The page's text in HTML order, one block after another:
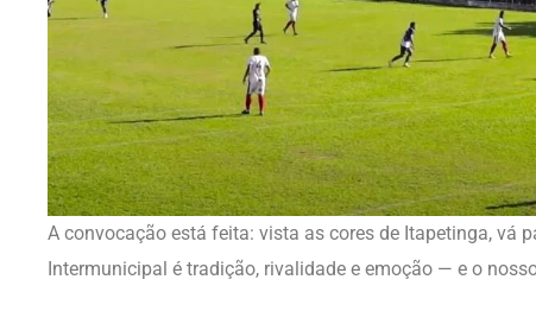
A convocação está feita: vista as cores de Itapetinga, vá
Intermunicipal é tradição, rivalidade e emoção — e o